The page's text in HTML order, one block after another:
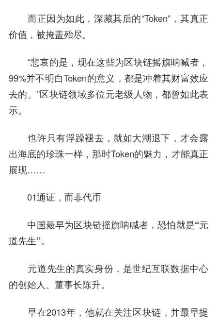
而正因为如此，深藏其后的“Token”，其真正
价值，被掩盖殆尽。
“悲哀的是，现在这些为区块链摇旗呐喊者，
99%并不明白Token的意义，都是冲着其财富效应
去的。”区块链领域多位元老级人物，都曾如此表
示。
也许只有浮躁褪去，就如大潮退下，才会露
出海底的珍珠一样，那时Token的魅力，才能真正
展现……
01通证，而非代币
中国最早为区块链摇旗呐喊者，恐怕就是“元
道先生”。
元道先生的真实身份，是世纪互联数据中心
的创始人、董事长陈升。
早在2013年，他就在关注区块链，并最早提